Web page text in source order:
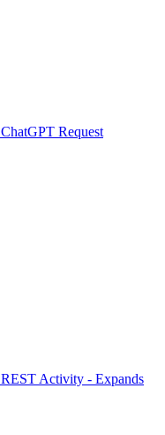
ChatGPT Request
REST Activity - Expands